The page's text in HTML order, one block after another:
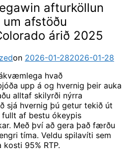
afturköllun
afstöðu
árið 2025
on Posted
2026-01-282026-01-28
hvað
upp á og hvernig þeir auka
alltaf skilyrði nýrra
sjá hvernig þú getur tekið út
fullt af bestu ókeypis
Með því að gera það færðu
tíma. Veldu spilavíti sem
95% RTP.